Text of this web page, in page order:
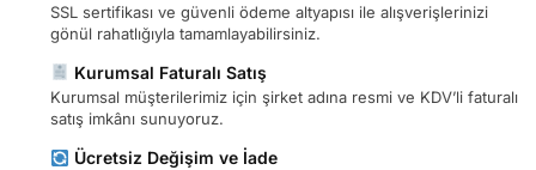
SSL sertifikası ve güvenli ödeme altyapısı ile alışverişlerinizi
gönül rahatlığıyla tamamlayabilirsiniz.
Kurumsal Faturalı Satış
Kurumsal müşterilerimiz için şirket adına resmi ve KDV’li faturalı
satış imkânı sunuyoruz.
Ücretsiz Değişim ve İade